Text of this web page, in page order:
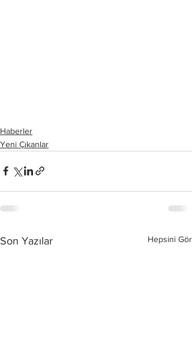
Haberler
Yeni Çıkanlar
Son Yazılar Hepsini Gör